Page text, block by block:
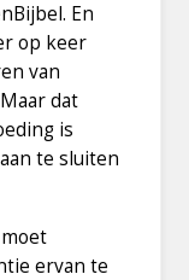
En
op keer
van
dat
is
te sluiten
ervan te